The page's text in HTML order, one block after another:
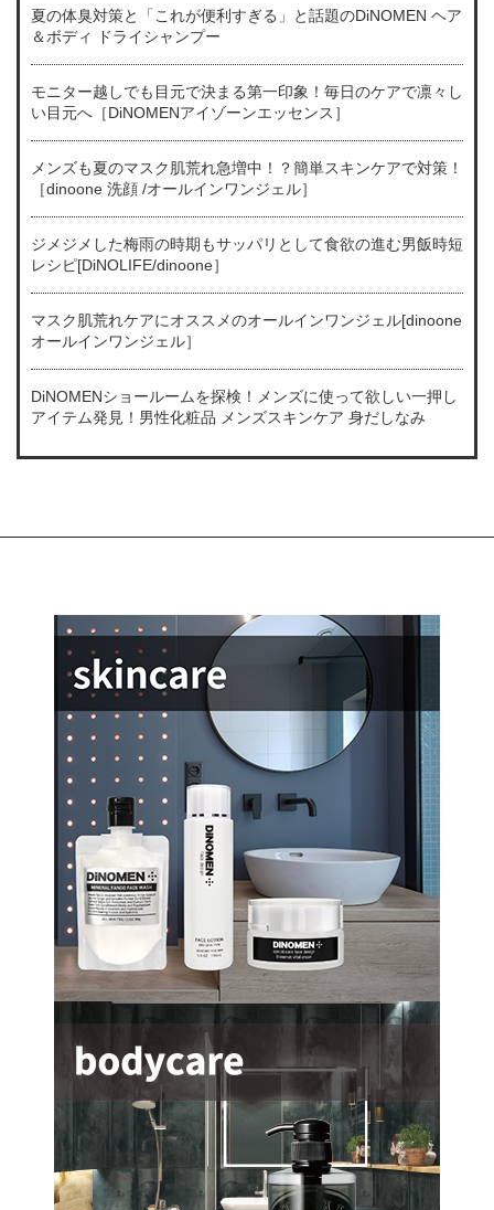
夏の体臭対策と「これが便利すぎる」と話題のDiNOMEN ヘア
＆ボディ ドライシャンプー
モニター越しでも目元で決まる第一印象！毎日のケアで凛々し
い目元へ［DiNOMENアイゾーンエッセンス］
メンズも夏のマスク肌荒れ急増中！？簡単スキンケアで対策！
［dinoone 洗顔 /オールインワンジェル］
ジメジメした梅雨の時期もサッパリとして食欲の進む男飯時短
レシピ[DiNOLIFE/dinoone］
マスク肌荒れケアにオススメのオールインワンジェル[dinoone
オールインワンジェル］
DiNOMENショールームを探検！メンズに使って欲しい一押し
アイテム発見！男性化粧品 メンズスキンケア 身だしなみ